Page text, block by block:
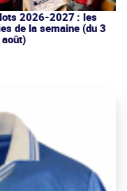
2026-2027 : les
de la semaine (du 3